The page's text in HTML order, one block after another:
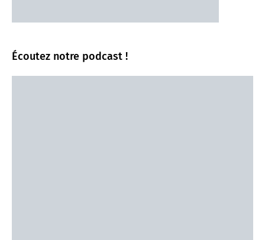
Écoutez notre podcast !